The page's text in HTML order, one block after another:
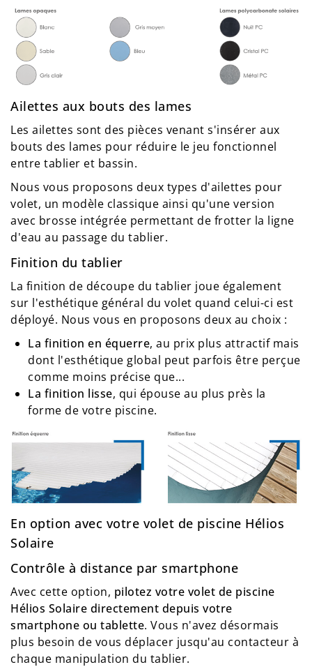
Ailettes aux bouts des lames
Les ailettes sont des pièces venant s'insérer aux
bouts des lames pour réduire le jeu fonctionnel
entre tablier et bassin.
Nous vous proposons deux types d'ailettes pour
volet, un modèle classique ainsi qu'une version
avec brosse intégrée permettant de frotter la ligne
d'eau au passage du tablier.
Finition du tablier
La finition de découpe du tablier joue également
sur l'esthétique général du volet quand celui-ci est
déployé. Nous vous en proposons deux au choix :
La finition en équerre, au prix plus attractif mais
dont l'esthétique global peut parfois être perçue
comme moins précise que...
La finition lisse, qui épouse au plus près la
forme de votre piscine.
En option avec votre volet de piscine Hélios
Solaire
Contrôle à distance par smartphone
Avec cette option, pilotez votre volet de piscine
Hélios Solaire directement depuis votre
smartphone ou tablette. Vous n'avez désormais
plus besoin de vous déplacer jusqu'au contacteur à
chaque manipulation du tablier.